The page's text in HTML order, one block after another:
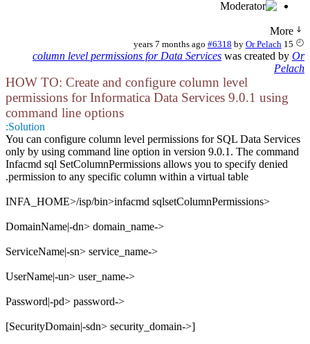
More
15 years 7 months ago
#6318 by Or Pelach
column level permissions for Data Services was created by Or
Pelach
HOW TO: Create and configure column level
permissions for Informatica Data Services 9.0.1 using
command line options
Solution:
You can configure column level permissions for SQL Data Services
only by using command line option in version 9.0.1. The command
Infacmd sql SetColumnPermissions allows you to specify denied
permission to any specific column within a virtual table.
<INFA_HOME>/isp/bin>infacmd sqlsetColumnPermissions
<-DomainName|-dn> domain_name
<-ServiceName|-sn> service_name
<-UserName|-un> user_name
<-Password|-pd> password
[<-SecurityDomain|-sdn> security_domain]